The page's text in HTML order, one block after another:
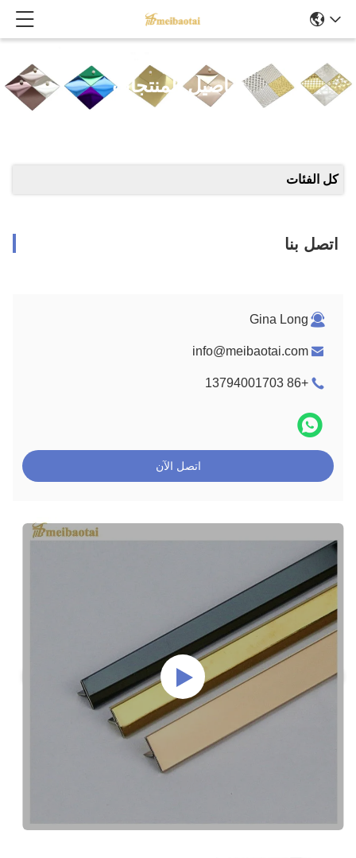
تفاصيل المنتجات
كل الفئات
اتصل بنا
Gina Long
info@meibaotai.com
+86 13794001703
اتصل الآن